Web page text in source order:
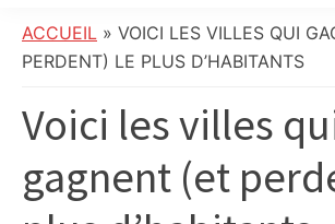
:
info
société,
culture,
politique,
météo,
ACCUEIL » VOICI LES VILLES QUI
PERDENT) LE PLUS D’HABITANTS
Voici les villes
gagnent (et